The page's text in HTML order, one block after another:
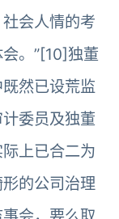
会人情的考
。”[10]独董
然已设荒监
委员及独董
上已合二为
的公司治理